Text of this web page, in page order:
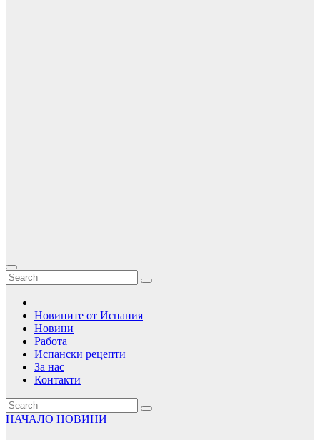
Новините от Испания
Новини
Работа
Испански рецепти
За нас
Контакти
НАЧАЛО НОВИНИ